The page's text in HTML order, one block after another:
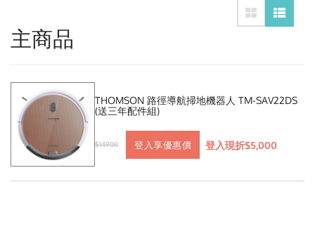
主商品
THOMSON 路徑導航掃地機器人 TM-SAV22DS
(送三年配件組)
$14900 登入享優惠價 登入現折$5,000